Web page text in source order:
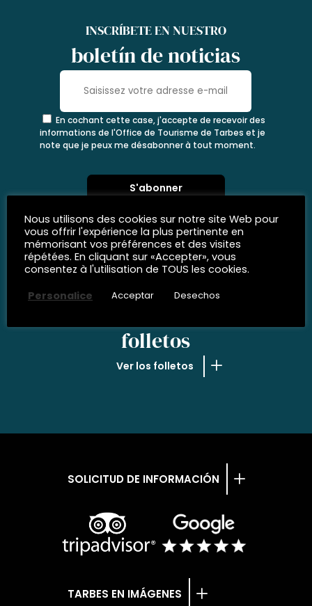
INSCRÍBETE EN NUESTRO
boletín de noticias
En cochant cette case, j'accepte de recevoir des
informations de l'Office de Tourisme de Tarbes et je
note que je peux me désabonner à tout moment.
folletos
Ver los folletos
SOLICITUD DE INFORMACIÓN
TARBES EN IMÁGENES
Nous utilisons des cookies sur notre site Web pour
vous offrir l'expérience la plus pertinente en
mémorisant vos préférences et des visites
répétées. En cliquant sur «Accepter», vous
consentez à l'utilisation de TOUS les cookies.
Personalice
Acceptar Desechos